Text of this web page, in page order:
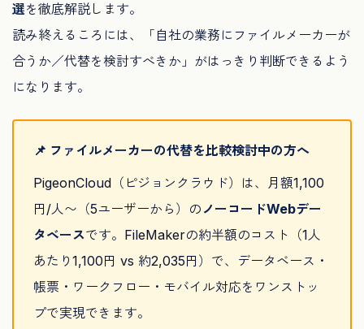
選を徹底解説します。
読み終えるころには、「自社の業務にファイルメーカーが
合うか／代替を検討すべきか」がはっきり判断できるよう
になります。
📌 ファイルメーカーの代替を比較検討中の方へ
PigeonCloud（ピジョンクラウド）は、月額1,100
円/人〜（5ユーザーから）の ノーコードWebデー
タベースです。FileMakerの約半額のコスト（1人
あたり1,100円 vs 約2,035円）で、データベース・
帳票・ワークフロー・モバイル対応をワンストッ
プで実現できます。